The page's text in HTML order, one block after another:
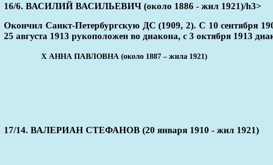
16/6. ВАСИЛИЙ ВАСИЛЬЕВИЧ (около 1886 - жил 1921)/h3>
Окончил Санкт-Петербургскую ДС (1909, 2). С 10 сентября
25 августа 1913 рукоположен во диакона, с 3 октября 1913
Х АННА ПАВЛОВНА (около 1887 – жила 1921)
17/14. ВАЛЕРИАН СТЕФАНОВ (20 января 1910 - жил 1921)